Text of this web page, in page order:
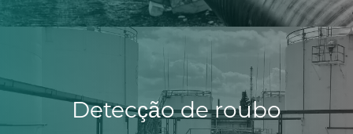
Detecção de roubo